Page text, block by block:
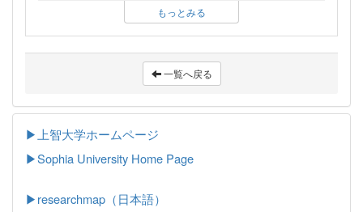
もっとみる
一覧へ戻る
▶上智大学ホームページ
▶Sophia University Home Page
▶researchmap（日本語）